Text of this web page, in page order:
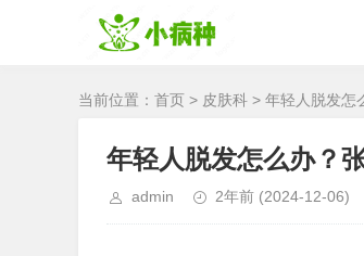
当前位置： 首页 > 皮肤科 > 年轻人脱发怎
年轻人脱发怎么办？
admin 2年前 (2024-12-06)